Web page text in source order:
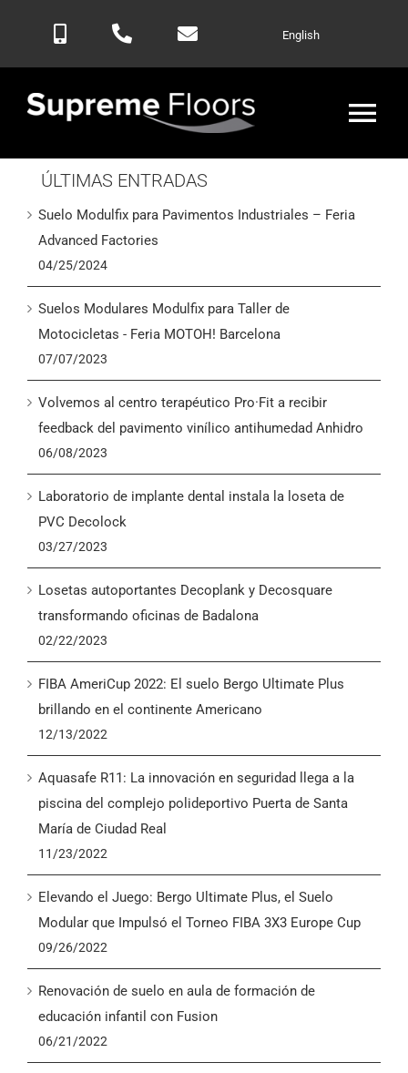
English
Inicio
Productos
Contactar
English
ÚLTIMAS ENTRADAS
Suelo Modulfix para Pavimentos Industriales – Feria
Advanced Factories
04/25/2024
Suelos Modulares Modulfix para Taller de
Motocicletas - Feria MOTOH! Barcelona
07/07/2023
Volvemos al centro terapéutico Pro·Fit a recibir
feedback del pavimento vinílico antihumedad Anhidro
06/08/2023
Laboratorio de implante dental instala la loseta de
PVC Decolock
03/27/2023
Losetas autoportantes Decoplank y Decosquare
transformando oficinas de Badalona
02/22/2023
FIBA AmeriCup 2022: El suelo Bergo Ultimate Plus
brillando en el continente Americano
12/13/2022
Aquasafe R11: La innovación en seguridad llega a la
piscina del complejo polideportivo Puerta de Santa
María de Ciudad Real
11/23/2022
Elevando el Juego: Bergo Ultimate Plus, el Suelo
Modular que Impulsó el Torneo FIBA 3X3 Europe Cup
09/26/2022
Renovación de suelo en aula de formación de
educación infantil con Fusion
06/21/2022